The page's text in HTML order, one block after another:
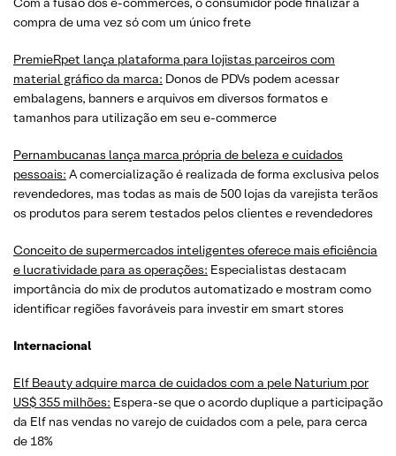
compra de uma vez só com um único frete
PremieRpet lança plataforma para lojistas parceiros com
material gráfico da marca: Donos de PDVs podem acessar
embalagens, banners e arquivos em diversos formatos e
tamanhos para utilização em seu e-commerce
Pernambucanas lança marca própria de beleza e cuidados
pessoais: A comercialização é realizada de forma exclusiva pelos
revendedores, mas todas as mais de 500 lojas da varejista terãos
os produtos para serem testados pelos clientes e revendedores
Conceito de supermercados inteligentes oferece mais eficiência
e lucratividade para as operações: Especialistas destacam
importância do mix de produtos automatizado e mostram como
identificar regiões favoráveis para investir em smart stores
Internacional
Elf Beauty adquire marca de cuidados com a pele Naturium por
US$ 355 milhões: Espera-se que o acordo duplique a participação
da Elf nas vendas no varejo de cuidados com a pele, para cerca
de 18%